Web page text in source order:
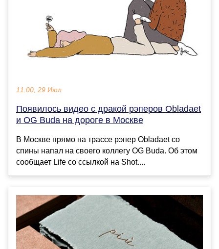
11:00, 29 Июл
Появилось видео с дракой рэперов Obladaet
и OG Buda на дороге в Москве
В Москве прямо на трассе рэпер Obladaet со
спины напал на своего коллегу OG Buda. Об этом
сообщает Life со ссылкой на Shot....